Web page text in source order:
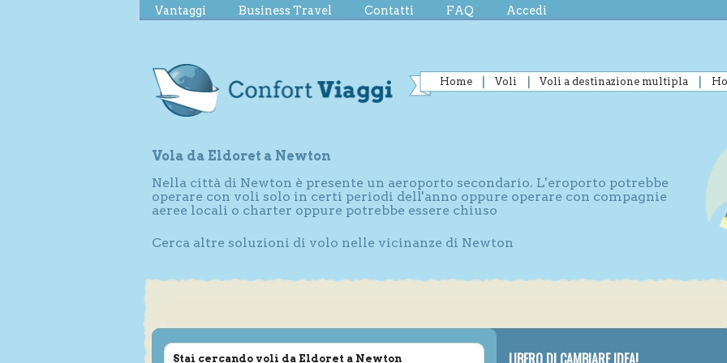
Vantaggi Business Travel Contatti FAQ Accedi
Home Voli Voli a destinazione multipla
Vola da Eldoret a Newton
Nella città di Newton è presente un aeroporto secondario. L'eroporto potrebbe
operare con voli solo in certi periodi dell'anno oppure operare con compagnie
aeree locali o charter oppure potrebbe essere chiuso
Cerca altre soluzioni di volo nelle vicinanze di Newton
Stai cercando voli da Eldoret a Newton LIBERO DI CAMBIARE IDEA!